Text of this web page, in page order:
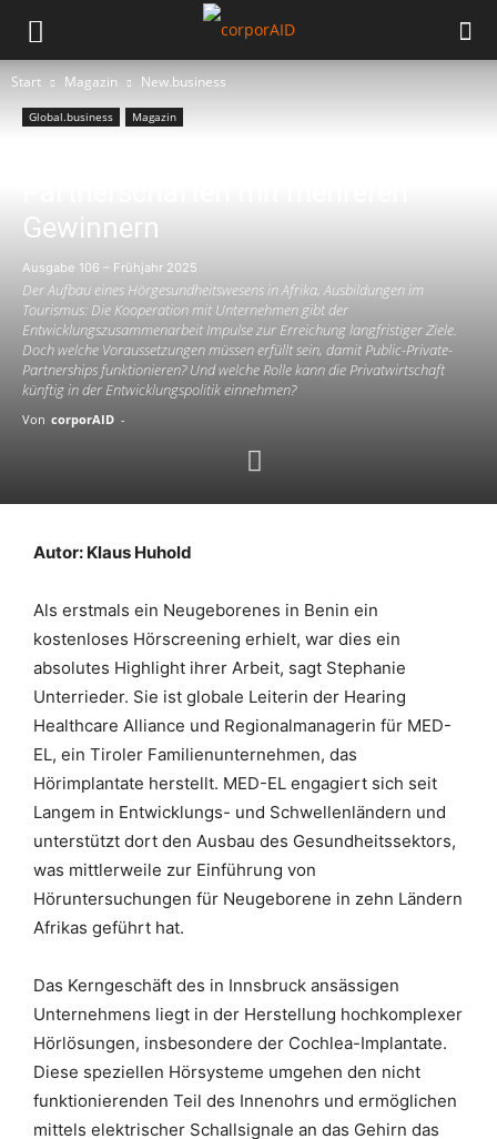
Start Magazin New.business
Global.business Magazin
Gewinnern
Ausgabe 106 – Frühjahr 2025
Der Aufbau eines Hörgesundheitswesens in Afrika, Ausbildungen im
Tourismus: Die Kooperation mit Unternehmen gibt der
Entwicklungszusammenarbeit Impulse zur Erreichung langfristiger Ziele.
Doch welche Voraussetzungen müssen erfüllt sein, damit Public-Private-
Partnerships funktionieren? Und welche Rolle kann die Privatwirtschaft
künftig in der Entwicklungspolitik einnehmen?
Von corporAID -
Autor: Klaus Huhold
Als erstmals ein Neugeborenes in Benin ein
kostenloses Hörscreening erhielt, war dies ein
absolutes Highlight ihrer Arbeit, sagt Stephanie
Unterrieder. Sie ist globale Leiterin der Hearing
Healthcare Alliance und Regionalmanagerin für MED-
EL, ein Tiroler Familienunternehmen, das
Hörimplantate herstellt. MED-EL engagiert sich seit
Langem in Entwicklungs- und Schwellenländern und
unterstützt dort den Ausbau des Gesundheitssektors,
was mittlerweile zur Einführung von
Höruntersuchungen für Neugeborene in zehn Ländern
Afrikas geführt hat.
Das Kerngeschäft des in Innsbruck ansässigen
Unternehmens liegt in der Herstellung hochkomplexer
Hörlösungen, insbesondere der Cochlea-Implantate.
Diese speziellen Hörsysteme umgehen den nicht
funktionierenden Teil des Innenohrs und ermöglichen
mittels elektrischer Schallsignale an das Gehirn das